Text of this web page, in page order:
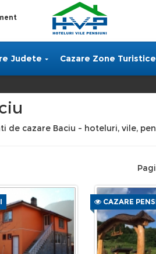
Judete Cazare Zone Turistice
de cazare Baciu - hoteluri, vile,
CAZARE